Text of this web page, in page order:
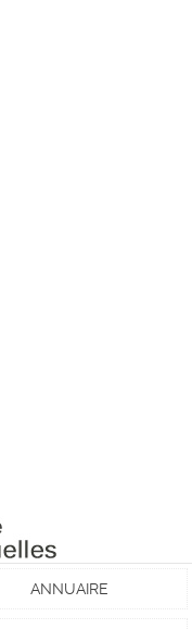
ANNUAIRE